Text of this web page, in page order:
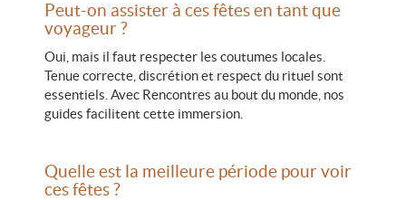
Peut-on assister à ces fêtes en tant que
voyageur ?
Oui, mais il faut respecter les coutumes locales.
Tenue correcte, discrétion et respect du rituel sont
essentiels. Avec Rencontres au bout du monde, nos
guides facilitent cette immersion.
Quelle est la meilleure période pour voir
ces fêtes ?